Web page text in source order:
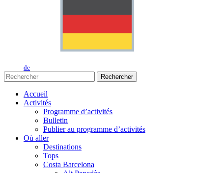
de
Rechercher
Accueil
Activités
Programme d’activités
Bulletin
Publier au programme d’activités
Où aller
Destinations
Tops
Costa Barcelona